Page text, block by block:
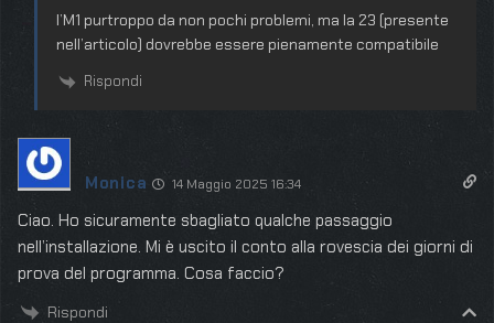
l’M1 purtroppo da non pochi problemi, ma la 23 (presente
nell’articolo) dovrebbe essere pienamente compatibile
Rispondi
Monica 14 Maggio 2025 16:34
Ciao. Ho sicuramente sbagliato qualche passaggio
nell’installazione. Mi è uscito il conto alla rovescia dei giorni di
prova del programma. Cosa faccio?
Rispondi